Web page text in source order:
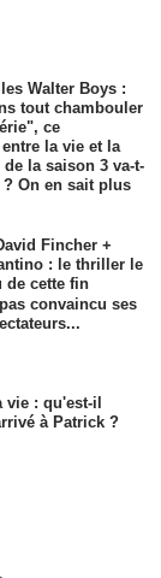
Walter Boys :
tout chambouler
ce
la vie et la
la saison 3 va-t-
On en sait plus
Fincher +
: le thriller le
de cette fin
convaincu ses
vie : qu'est-il
à Patrick ?